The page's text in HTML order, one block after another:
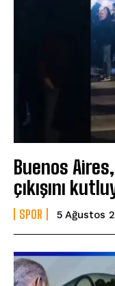
Buenos
çıkışını
SPOR 5 Ağustos